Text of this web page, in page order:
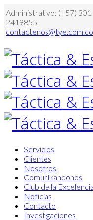
Administrativo: (+57)
2419855
contactenos@tye.com.co
Servicios
Clientes
Nosotros
Comunikandonos
Club de la Excelencia
Noticias
Contacto
Investigaciones